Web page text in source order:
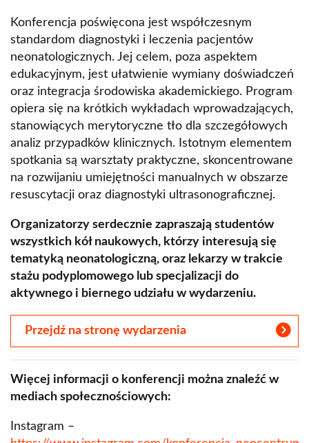
Konferencja poświęcona jest współczesnym
standardom diagnostyki i leczenia pacjentów
neonatologicznych. Jej celem, poza aspektem
edukacyjnym, jest ułatwienie wymiany doświadczeń
oraz integracja środowiska akademickiego. Program
opiera się na krótkich wykładach wprowadzających,
stanowiących merytoryczne tło dla szczegółowych
analiz przypadków klinicznych. Istotnym elementem
spotkania są warsztaty praktyczne, skoncentrowane
na rozwijaniu umiejętności manualnych w obszarze
resuscytacji oraz diagnostyki ultrasonograficznej.
Organizatorzy serdecznie zapraszają studentów
wszystkich kół naukowych, którzy interesują się
tematyką neonatologiczną, oraz lekarzy w trakcie
stażu podyplomowego lub specjalizacji do
aktywnego i biernego udziału w wydarzeniu.
Przejdź na stronę wydarzenia
Więcej informacji o konferencji można znaleźć w
mediach społecznościowych:
Instagram –